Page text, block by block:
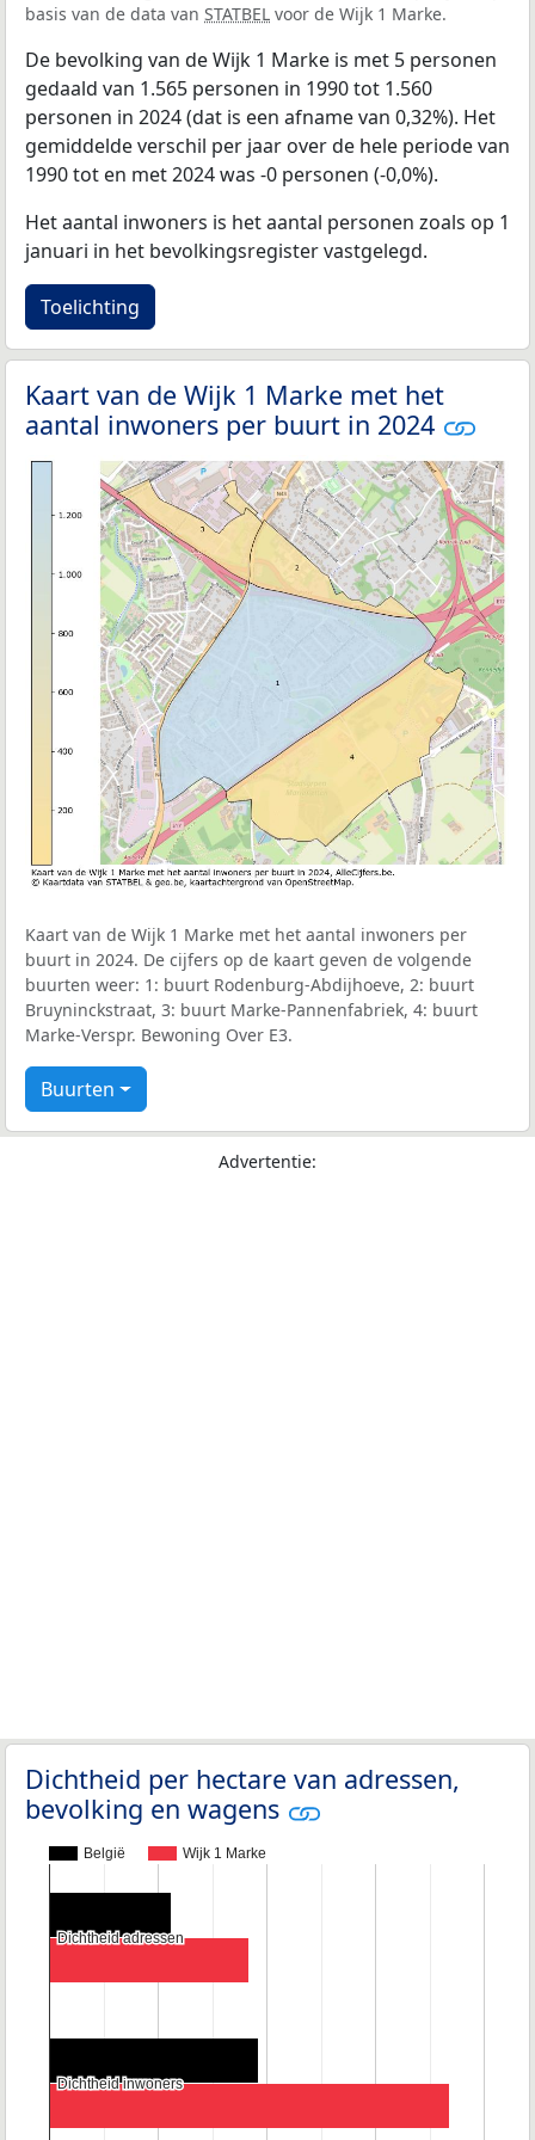
basis van de data van STATBEL voor de Wijk 1 Marke.
De bevolking van de Wijk 1 Marke is met 5 personen
gedaald van 1.565 personen in 1990 tot 1.560
personen in 2024 (dat is een afname van 0,32%). Het
gemiddelde verschil per jaar over de hele periode van
1990 tot en met 2024 was -0 personen (-0,0%).
Het aantal inwoners is het aantal personen zoals op 1
januari in het bevolkingsregister vastgelegd.
Toelichting
Kaart van de Wijk 1 Marke met het
aantal inwoners per buurt in 2024
Kaart van de Wijk 1 Marke met het aantal inwoners per
buurt in 2024. De cijfers op de kaart geven de volgende
buurten weer: 1: buurt Rodenburg-Abdijhoeve, 2: buurt
Bruyninckstraat, 3: buurt Marke-Pannenfabriek, 4: buurt
Marke-Verspr. Bewoning Over E3.
Buurten
Advertentie:
Dichtheid per hectare van adressen,
bevolking en wagens
België Wijk 1 Marke
Dichtheid adressen
Dichtheid adressen
Dichtheid inwoners
Dichtheid inwoners